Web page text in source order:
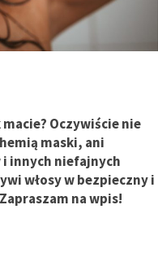
Oczywiście nie
maski, ani
i innych niefajnych
włosy w bezpieczny i
na wpis!